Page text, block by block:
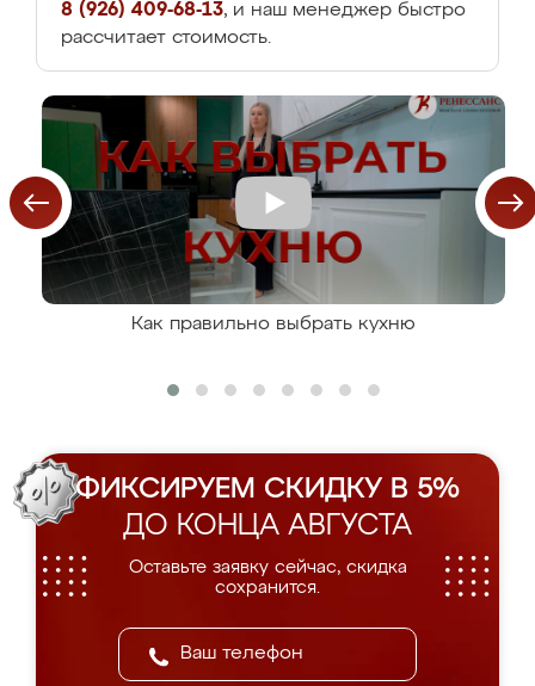
8 (926) 409-68-13, и наш менеджер быстро
рассчитает стоимость.
Как правильно выбрать кухню
ФИКСИРУЕМ СКИДКУ В 5%
ДО КОНЦА АВГУСТА
Оставьте заявку сейчас, скидка
сохранится.